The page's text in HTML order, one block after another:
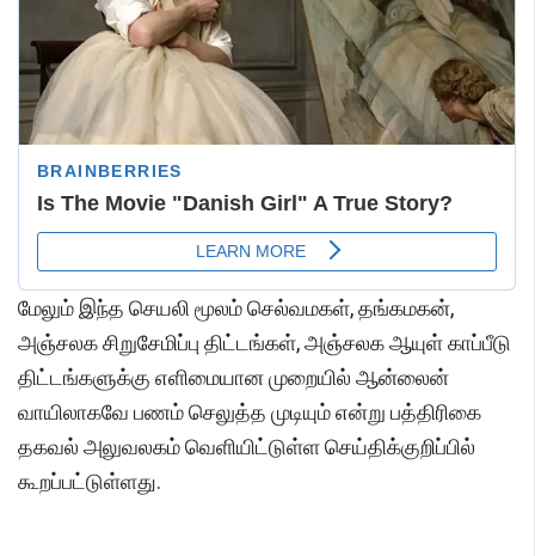
மேலும் இந்த செயலி மூலம் செல்வமகள், தங்கமகன்,
அஞ்சலக சிறுசேமிப்பு திட்டங்கள், அஞ்சலக ஆயுள் காப்பீடு
திட்டங்களுக்கு எளிமையான முறையில் ஆன்லைன்
வாயிலாகவே பணம் செலுத்த முடியும் என்று பத்திரிகை
தகவல் அலுவலகம் வெளியிட்டுள்ள செய்திக்குறிப்பில்
கூறப்பட்டுள்ளது.